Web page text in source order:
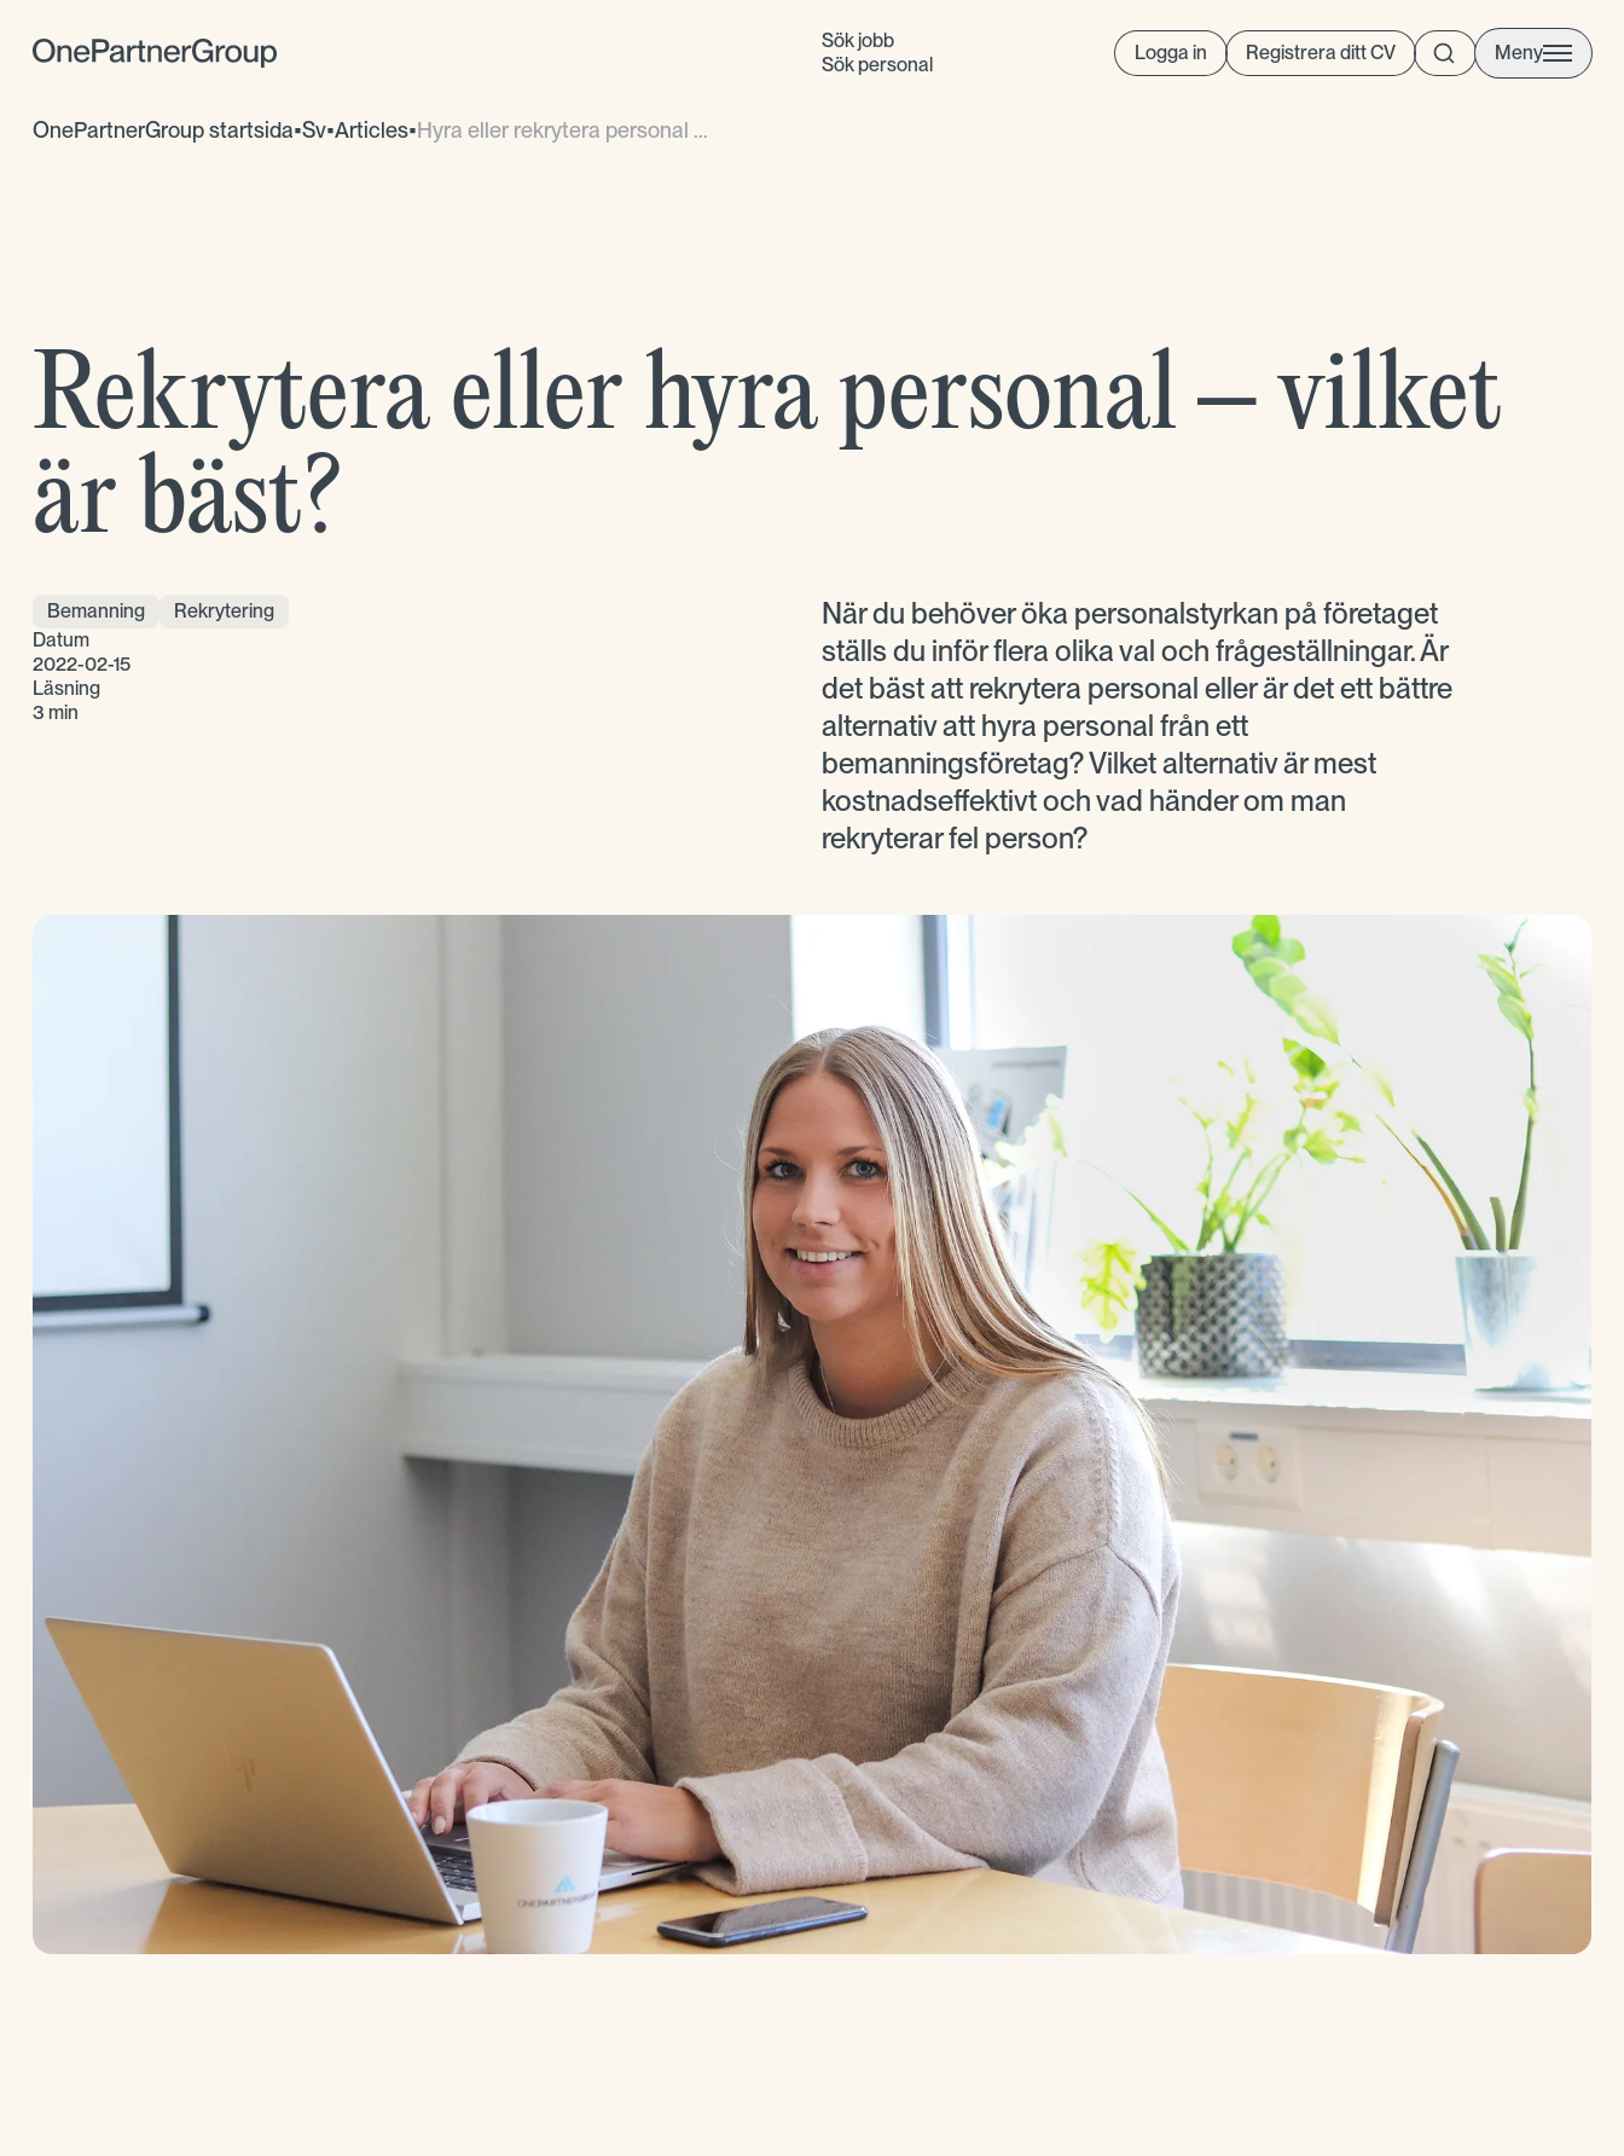
Sök jobb
Sök personal
Logga in Registrera ditt CV Meny
OnePartnerGroup startsida•Sv•Articles•Hyra eller rekrytera personal ...
Rekrytera eller hyra personal – vilket
är bäst?
Bemanning
Rekrytering
Datum
2022-02-15
Läsning
3 min
När du behöver öka personalstyrkan på företaget
ställs du inför flera olika val och frågeställningar. Är
det bäst att rekrytera personal eller är det ett bättre
alternativ att hyra personal från ett
bemanningsföretag? Vilket alternativ är mest
kostnadseffektivt och vad händer om man
rekryterar fel person?